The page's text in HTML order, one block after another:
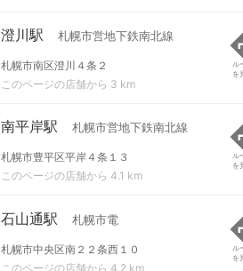
澄川駅 札幌市営地下鉄南北線
札幌市南区澄川４条２
このページの店舗から 3 km
ル
を
南平岸駅 札幌市営地下鉄南北線
札幌市豊平区平岸４条１３
このページの店舗から 4.1 km
ル
を
石山通駅 札幌市電
札幌市中央区南２２条西１０
このページの店舗から 4.2 km
ル
を